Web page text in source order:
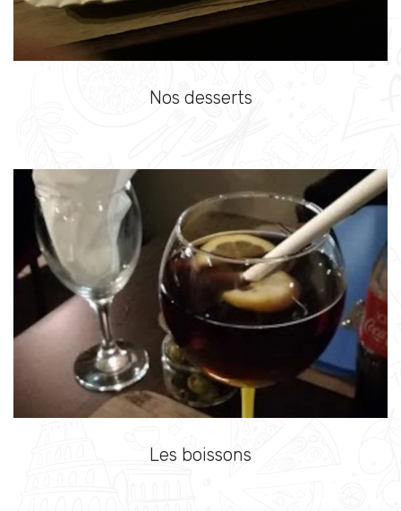
Nos desserts
Les boissons